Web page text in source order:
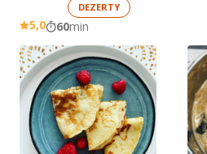
DEZERTY
5,0 60min